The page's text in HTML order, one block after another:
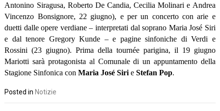
Antonino Siragusa, Roberto De Candia, Cecilia Molinari e Andrea
Vincenzo Bonsignore, 22 giugno), e per un concerto con arie e
duetti dalle opere verdiane – interpretati dal soprano Maria José Siri
e dal tenore Gregory Kunde – e pagine sinfoniche di Verdi e
Rossini (23 giugno). Prima della tournée parigina, il 19 giugno
Mariotti sarà protagonista al Comunale di un appuntamento della
Stagione Sinfonica conMaria José Siri eStefan Pop.
Posted in Notizie